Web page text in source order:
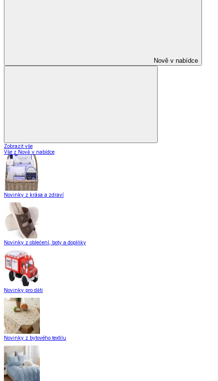
Nově v nabídce
Zobrazit vše
Vše z Nově v nabídce
Novinky z krása a zdraví
Novinky z oblečení, boty a doplňky
Novinky pro děti
Novinky z bytového textilu